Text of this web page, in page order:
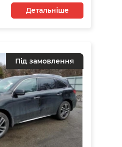
Детальніше
Під замовлення